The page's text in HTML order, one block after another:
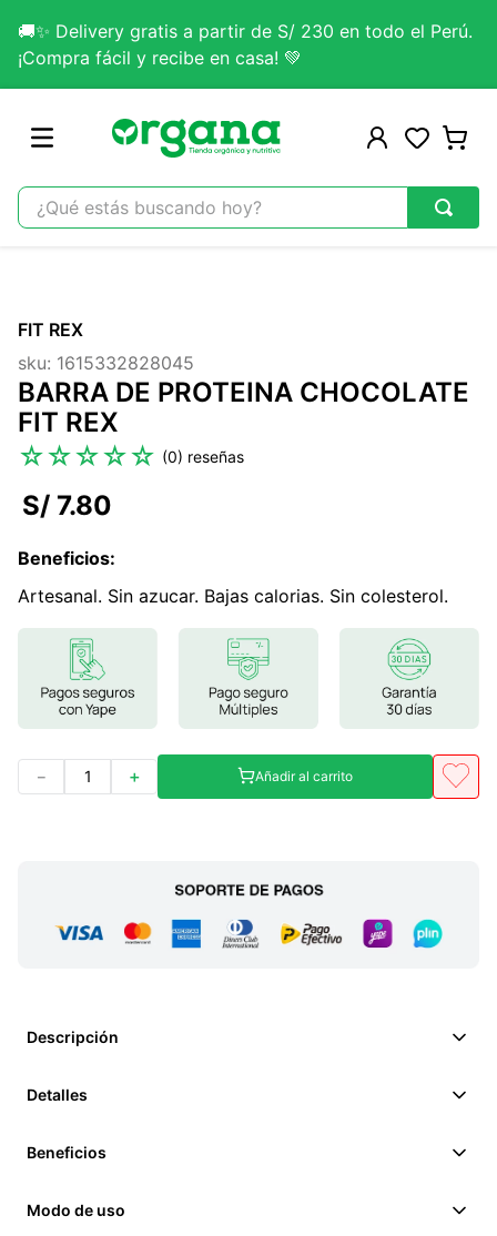
🚚✨ Delivery gratis a partir de S/ 230 en todo el Perú.
¡Compra fácil y recibe en casa! 💚
¿Qué estás buscando hoy?
2 .
citrato magnesio
3.
colageno
4.
kefir
5 .
lab nutrition
8.
magnesio
9.
melena leon
proteina
FIT REX
sku: 1615332828045
BARRA DE PROTEINA CHOCOLATE
FIT REX
☆☆☆☆☆ (0)
S/ 7.80
Beneficios:
Artesanal. Sin azucar. Bajas calorias. Sin colesterol.
＋
－ Añadir al carrito
Descripción
Detalles
Beneficios
Modo de uso